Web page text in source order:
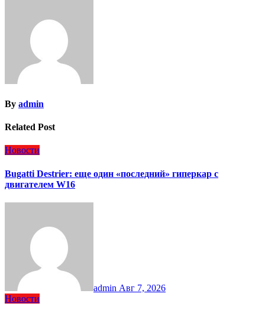
By admin
Related Post
Новости
Bugatti Destrier: еще один «последний» гиперкар с
двигателем W16
admin Авг 7, 2026
Новости